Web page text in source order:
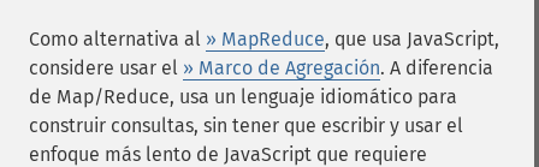
Como alternativa al » MapReduce, que usa JavaScript,
considere usar el » Marco de Agregación. A diferencia
de Map/Reduce, usa un lenguaje idiomático para
construir consultas, sin tener que escribir y usar el
enfoque más lento de JavaScript que requiere